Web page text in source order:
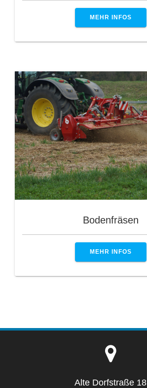
MEHR INFOS
Bodenfräsen
MEHR INFOS
Alte Dorfstraße 18